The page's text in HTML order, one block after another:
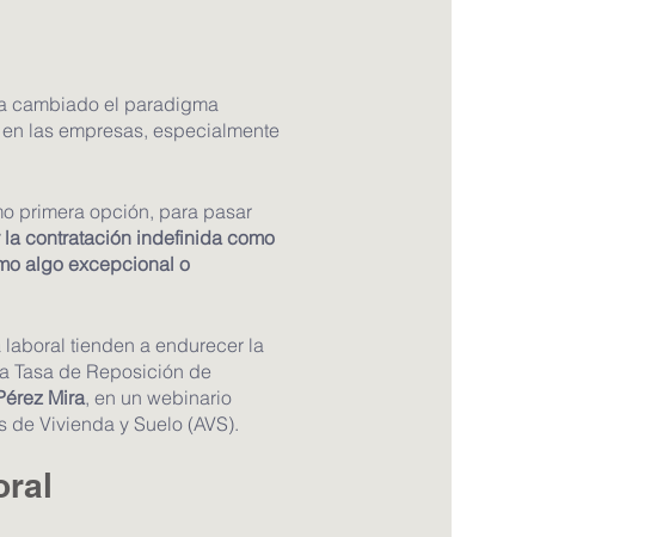
cambiado el paradigma
las empresas, especialmente
primera opción, para pasar
contratación indefinida como
algo excepcional o
tienden a endurecer la
Tasa de Reposición de
Mira, en un webinario
Vivienda y Suelo (AVS).